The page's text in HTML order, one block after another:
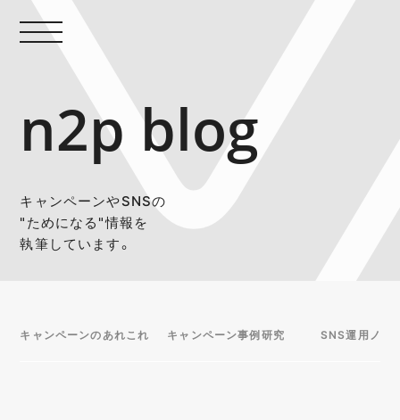
n2p blog
キャンペーンやSNSの
"ためになる"情報を
執筆しています。
キャンペーンのあれこれ キャンペーン事例研究 SNS運用ノウ